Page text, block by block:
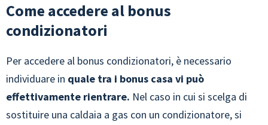
Come accedere al bonus
condizionatori
Per accedere al bonus condizionatori, è necessario
individuare in quale tra i bonus casa vi può
effettivamente rientrare. Nel caso in cui si scelga di
sostituire una caldaia a gas con un condizionatore, si